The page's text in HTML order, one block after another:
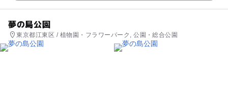
夢の島公園
東京都江東区 / 植物園・フラワーパーク, 公園・総合公園